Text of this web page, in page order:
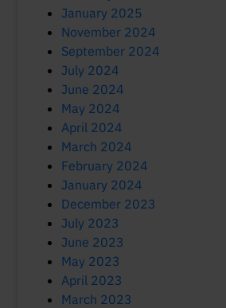
January 2025
November 2024
September 2024
July 2024
June 2024
May 2024
April 2024
March 2024
February 2024
January 2024
December 2023
July 2023
June 2023
May 2023
April 2023
March 2023